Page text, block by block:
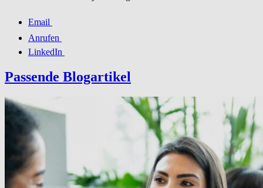
Email
Anrufen
LinkedIn
Passende Blogartikel